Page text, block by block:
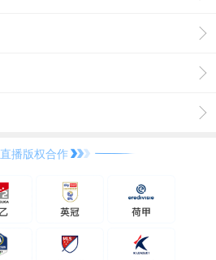
直播版权合作